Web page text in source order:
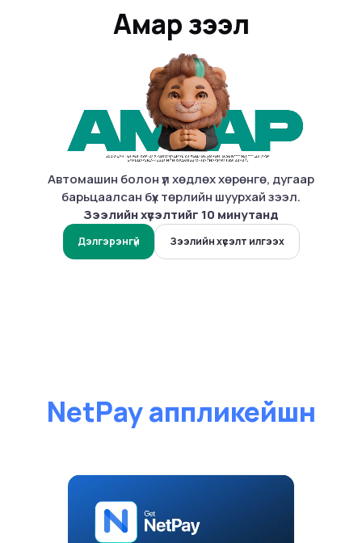
Амар зээл
Автомашин болон үл хөдлөх хөрөнгө, дугаар
барьцаалсан бүх төрлийн шуурхай зээл.
Зээлийн хүсэлтийг 10 минутанд
Дэлгэрэнгүй Зээлийн хүсэлт илгээх
NetPay аппликейшн